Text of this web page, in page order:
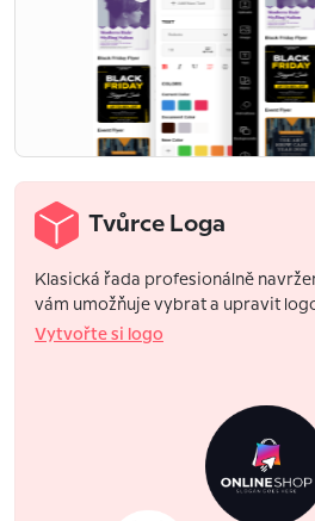
Tvůrce Loga
Klasická řada profesionálně
vám umožňuje vybrat a upravit
Vytvořte si logo